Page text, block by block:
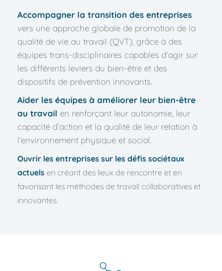
Accompagner la transition des entreprises
vers une approche globale de promotion de la
qualité de vie au travail (QVT), grâce à des
équipes trans-disciplinaires capables d’agir sur
les différents leviers du bien-être et des
dispositifs de prévention innovants.
Aider les équipes à améliorer leur bien-être
au travail en renforçant leur autonomie, leur
capacité d’action et la qualité de leur relation à
l’environnement physique et social.
Ouvrir les entreprises sur les défis sociétaux
actuels en créant des lieux de rencontre et en
favorisant les méthodes de travail collaboratives et
innovantes.